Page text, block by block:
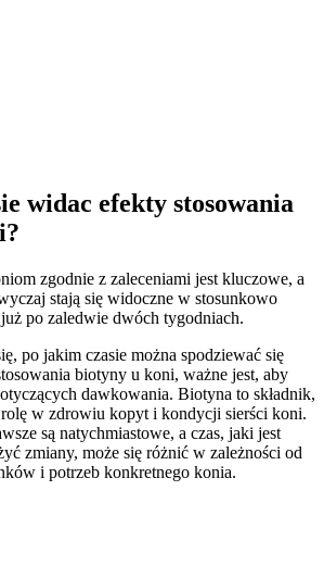
widac efekty stosowania
zgodnie z zaleceniami jest kluczowe, a
stają się widoczne w stosunkowo
po zaledwie dwóch tygodniach.
po jakim czasie można spodziewać się
biotyny u koni, ważne jest, aby
dawkowania. Biotyna to składnik,
w zdrowiu kopyt i kondycji sierści koni.
są natychmiastowe, a czas, jaki jest
zmiany, może się różnić w zależności od
i potrzeb konkretnego konia.